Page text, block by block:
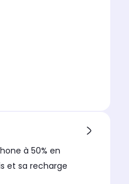
à 50% en
et sa recharge